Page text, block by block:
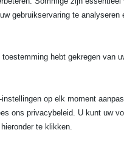
wij pakken elke klus
technologieën
of verlichting
Hager, ABB, Eaton en
met Techniek
gevoelig voor storingen
gebruikservaring te analyseren
hebt gekregen van
op elk moment
ons privacybeleid. U kunt uw
te klikken.